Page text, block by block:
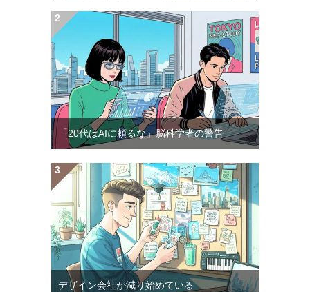
「20代はAIに頼るな」脳科学者の警告
デザイン会社が減り始めている